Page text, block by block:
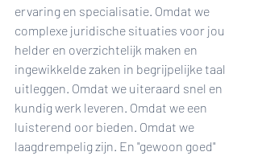
ervaring en specialisatie. Omdat we
complexe juridische situaties voor jou
helder en overzichtelijk maken en
ingewikkelde zaken in begrijpelijke taal
uitleggen. Omdat we uiteraard snel en
kundig werk leveren. Omdat we een
luisterend oor bieden. Omdat we
laagdrempelig zijn. En "gewoon goed"